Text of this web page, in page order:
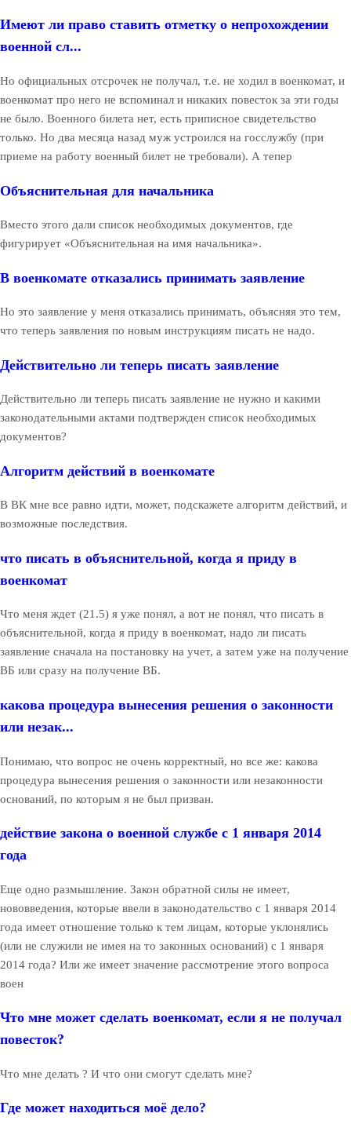
Имеют ли право ставить отметку о непрохождении
военной сл...
Но официальных отсрочек не получал, т.е. не ходил в военкомат, и
военкомат про него не вспоминал и никаких повесток за эти годы
не было. Военного билета нет, есть приписное свидетельство
только. Но два месяца назад муж устроился на госслужбу (при
приеме на работу военный билет не требовали). А тепер
Объяснительная для начальника
Вместо этого дали список необходимых документов, где
фигурирует «Объяснительная на имя начальника».
В военкомате отказались принимать заявление
Но это заявление у меня отказались принимать, объясняя это тем,
что теперь заявления по новым инструкциям писать не надо.
Действительно ли теперь писать заявление
Действительно ли теперь писать заявление не нужно и какими
законодательными актами подтвержден список необходимых
документов?
Алгоритм действий в военкомате
В ВК мне все равно идти, может, подскажете алгоритм действий, и
возможные последствия.
что писать в объяснительной, когда я приду в
военкомат
Что меня ждет (21.5) я уже понял, а вот не понял, что писать в
объяснительной, когда я приду в военкомат, надо ли писать
заявление сначала на постановку на учет, а затем уже на получение
ВБ или сразу на получение ВБ.
какова процедура вынесения решения о законности
или незак...
Понимаю, что вопрос не очень корректный, но все же: какова
процедура вынесения решения о законности или незаконности
оснований, по которым я не был призван.
действие закона о военной службе с 1 января 2014
года
Еще одно размышление. Закон обратной силы не имеет,
нововведения, которые ввели в законодательство с 1 января 2014
года имеет отношение только к тем лицам, которые уклонялись
(или не служили не имея на то законных оснований) с 1 января
2014 года? Или же имеет значение рассмотрение этого вопроса
воен
Что мне может сделать военкомат, если я не получал
повесток?
Что мне делать ? И что они смогут сделать мне?
Где может находиться моё дело?